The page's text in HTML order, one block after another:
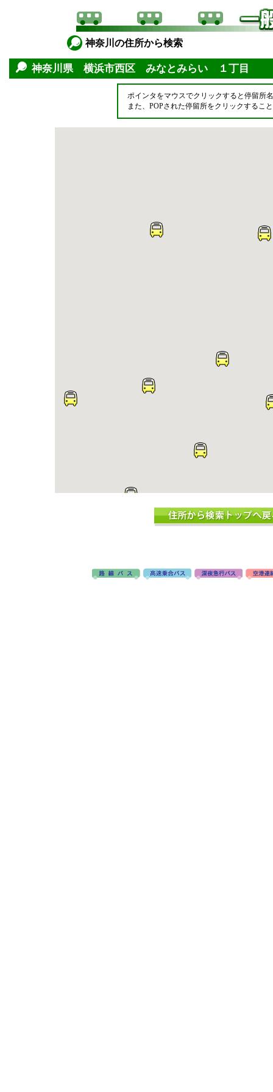
神奈川の住所から検索
神奈川県 横浜市西区 みなとみらい １丁目
ポインタをマウスでクリックすると停留所
また、POPされた停留所をクリックするこ